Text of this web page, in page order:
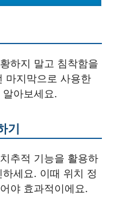
하지 말고 침착함을
마지막으로 사용한
아보세요.
기
추적 기능을 활용하
세요. 이때 위치 정
야 효과적이에요.